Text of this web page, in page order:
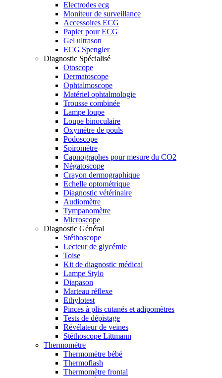
Electrodes ecg
Moniteur de surveillance
Accessoires ECG
Papier pour ECG
Gel ultrason
ECG Spengler
Diagnostic Spécialisé
Otoscope
Dermatoscope
Ophtalmoscope
Matériel ophtalmologie
Trousse combinée
Lampe loupe
Loupe binoculaire
Oxymètre de pouls
Podoscope
Spiromètre
Capnographes pour mesure du CO2
Négatoscope
Crayon dermographique
Echelle optométrique
Diagnostic vétérinaire
Audiomètre
Tympanomètre
Microscope
Diagnostic Général
Stéthoscope
Lecteur de glycémie
Toise
Kit de diagnostic médical
Lampe Stylo
Diapason
Marteau réflexe
Ethylotest
Pinces à plis cutanés et adipomètres
Tests de dépistage
Révélateur de veines
Stéthoscope Littmann
Thermomètre
Thermomètre bébé
Thermoflash
Thermomètre frontal